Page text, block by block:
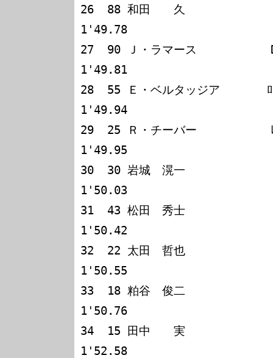
26  88 和田　　久             ﾛ
1'49.78
27  90 Ｊ・ラマース
1'49.81
28  55 Ｅ・ベルタッジア       ﾛ
1'49.94
29  25 Ｒ・チーバー           ﾚｲ
1'49.95
30  30 岩城　滉一             ﾛ
1'50.03
31  43 松田　秀士             ﾛ
1'50.42
32  22 太田　哲也             ﾛ
1'50.55
33  18 粕谷　俊二             ﾛ
1'50.76
34  15 田中　　実             ﾗ
1'52.58